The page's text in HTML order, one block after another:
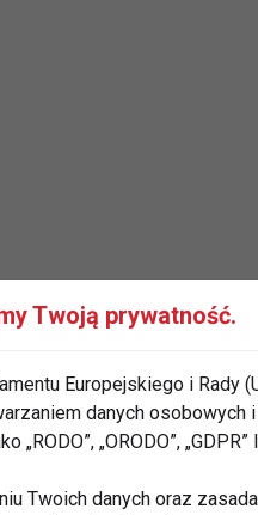
Twoją prywatność.
Europejskiego i Rady
danych osobowych
„ORODO”,
Twoich danych oraz